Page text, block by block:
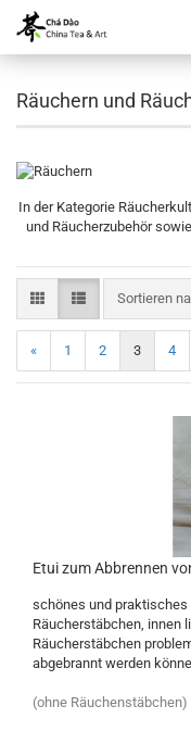
Räuchern und
In der Kategorie
und Räucherzubehör
Sortieren
Sortieren
« 1 2 3 4
Etui zum Abbrennen
schönes und praktisches
Räucherstäbchen, innen
Räucherstäbchen
abgebrannt werden
(ohne Räuchenstäbchen)